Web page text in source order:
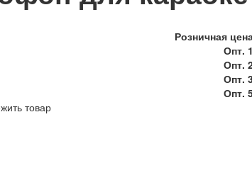
Розничная
Опт.
Опт.
Опт.
Опт.
товар